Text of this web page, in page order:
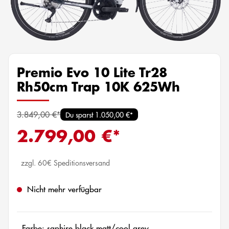
Premio Evo 10 Lite Tr28
Rh50cm Trap 10K 625Wh
3.849,00 €* Du sparst 1.050,00 €*
2.799,00 €*
zzgl. 60€ Speditionsversand
Nicht mehr verfügbar